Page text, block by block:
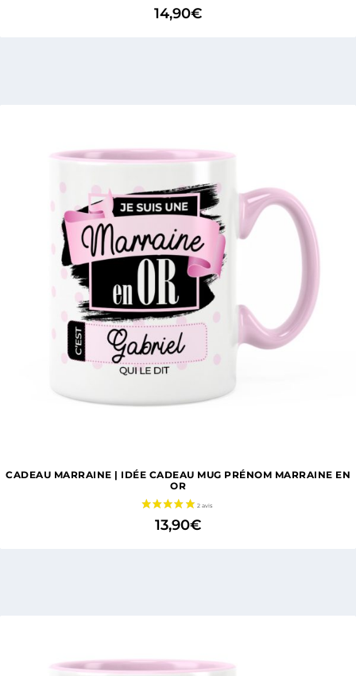
14,90€
CADEAU MARRAINE | IDÉE CADEAU MUG PRÉNOM MARRAINE EN
OR
13,90€